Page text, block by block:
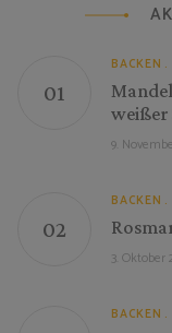
BACKEN
weißer
9.
BACKEN
3. Oktober
BACKEN